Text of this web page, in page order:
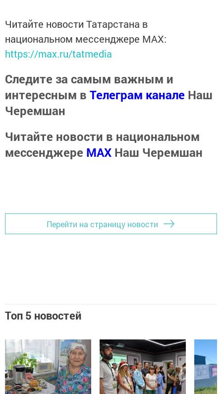
Читайте новости Татарстана в
национальном мессенджере MАХ:
https://max.ru/tatmedia
Следите за самым важным и
интересным в Телеграм канале Наш
Черемшан
Читайте новости в национальном
мессенджере MАХ Наш Черемшан
Перейти на страницу новости
Топ 5 новостей